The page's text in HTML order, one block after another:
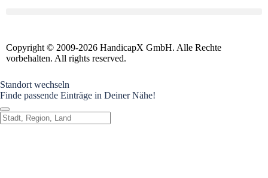
Copyright © 2009-2026 HandicapX GmbH. Alle Rechte
vorbehalten. All rights reserved.
Standort wechseln
Finde passende Einträge in Deiner Nähe!
Standort wechseln